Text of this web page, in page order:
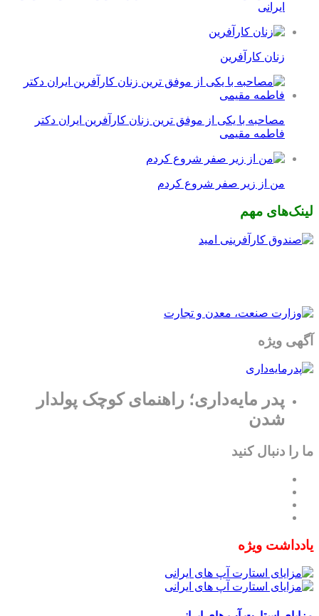
ایرانی
زنان کارآفرین
مصاحبه با یکی از موفق ترین زنان کارآفرین ایران دکتر
فاطمه مقیمی
من از زیر صفر شروع کردم
لینک‌های مهم
آگهی ویژه
پدر مایه‌داری؛ راهنمای کوچک پولدار
شدن
ما را دنبال کنید
یادداشت ویژه